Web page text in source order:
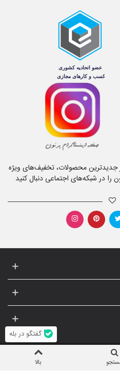
جدیدترین محصولات، تخفیف‌های ویژه
را در شبکه‌های اجتماعی دنبال کنید
بالا
گفتگو در بله